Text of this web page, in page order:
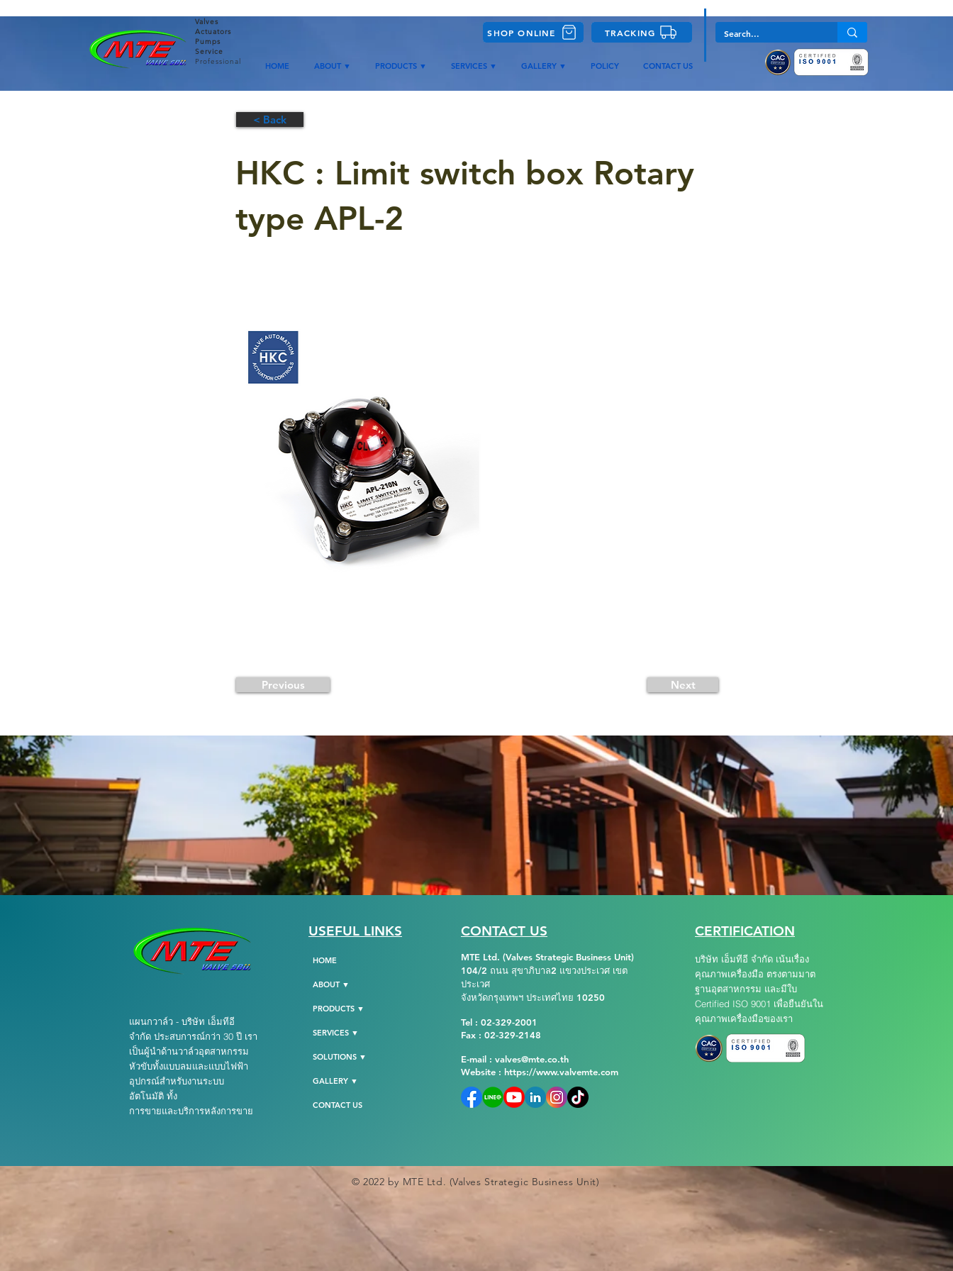
Valves
Actuators
Pumps
Service
Professional
HOME ABOUT ▼ PRODUCTS ▼ SERVICES ▼ GALLERY ▼ POLICY CONTACT US
SHOP ONLINE TRACKING
< Back
HKC : Limit switch box Rotary
type APL-2
Previous Next
แผนกวาล์ว - บริษัท เอ็มทีอี
จำกัด ประสบการณ์กว่า 30 ปี เรา
เป็นผู้นำด้านวาล์วอุตสาหกรรม
หัวขับทั้งแบบลมและแบบไฟฟ้า
อุปกรณ์สำหรับงานระบบ
อัตโนมัติ ทั้ง
การขายและบริการหลังการขาย
USEFUL LINKS
HOME
ABOUT ▼
PRODUCTS ▼
SERVICES ▼
SOLUTIONS ▼
GALLERY ▼
CONTACT US
CONTACT US
MTE Ltd. (Valves Strategic Business Unit)
104/2 ถนน สุขาภิบาล2 แขวงประเวศ เขต
ประเวศ
จังหวัดกรุงเทพฯ ประเทศไทย 10250
Tel : 02-329-2001
Fax : 02-329-2148
E-mail : valves@mte.co.th
Website : https://www.valvemte.com
CERTIFICATION
บริษัท เอ็มทีอี จำกัด เน้นเรื่อง
คุณภาพเครื่องมือ ตรงตามมาต
ฐานอุตสาหกรรม และมีใบ
Certified ISO 9001 เพื่อยืนยันใน
คุณภาพเครื่องมือของเรา
© 2022 by MTE Ltd. (Valves Strategic Business Unit)